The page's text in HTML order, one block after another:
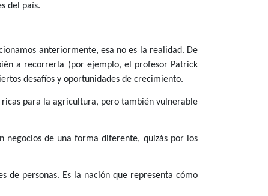
del país.
anteriormente, esa no es la realidad. De
a recorrerla (por ejemplo, el profesor Patrick
desafíos y oportunidades de crecimiento.
ricas para la agricultura, pero también vulnerable
negocios de una forma diferente, quizás por los
de personas. Es la nación que representa cómo